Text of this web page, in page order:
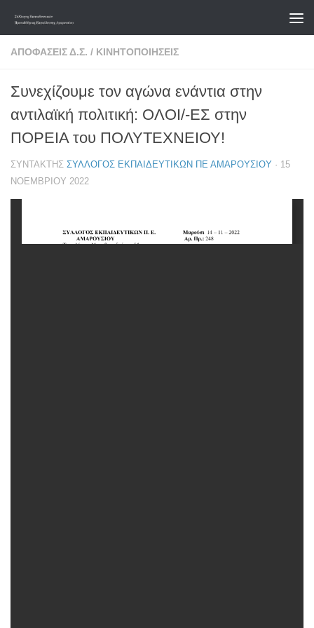
Skip to content
ΑΠΟΦΆΣΕΙΣ Δ.Σ. / ΚΙΝΗΤΟΠΟΙΉΣΕΙΣ
Συνεχίζουμε τον αγώνα ενάντια στην
αντιλαϊκή πολιτική: ΟΛΟΙ/-ΕΣ στην
ΠΟΡΕΙΑ του ΠΟΛΥΤΕΧΝΕΙΟΥ!
ΣΥΝΤΆΚΤΗΣ ΣΎΛΛΟΓΟΣ ΕΚΠΑΙΔΕΥΤΙΚΏΝ ΠΕ ΑΜΑΡΟΥΣΊΟΥ · 15
ΝΟΕΜΒΡΊΟΥ 2022